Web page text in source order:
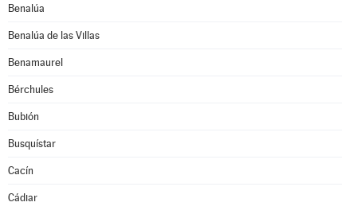
Benalúa
Benalúa de las Villas
Benamaurel
Bérchules
Bubión
Busquístar
Cacín
Cádiar